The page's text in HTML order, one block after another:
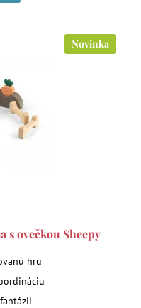
Novinka
s ovečkou Sheepy
hru